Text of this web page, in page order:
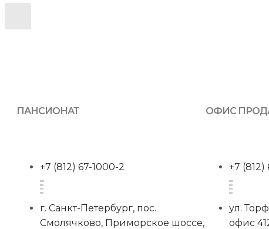
ПАНСИОНАТ
+7 (812) 67-1000-2
г. Санкт-Петербург, пос.
Смолячково, Приморское шоссе,
ОФИС
+7 (812)
ул.
офис